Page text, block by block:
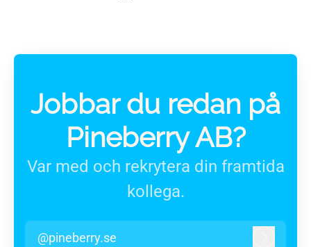
Jobbar du redan på
Pineberry AB?
Var med och rekrytera din framtida
kollega.
@pineberry.se